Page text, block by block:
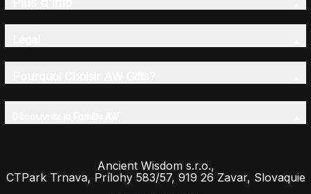
Ancient Wisdom s.r.o.,
CTPark Trnava, Prílohy 583/57, 919 26 Zavar, Slovaquie